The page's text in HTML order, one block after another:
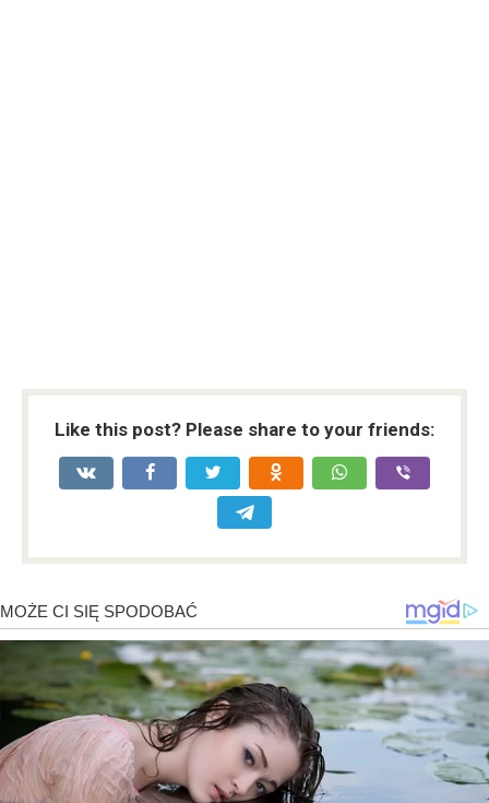
Like this post? Please share to your friends: